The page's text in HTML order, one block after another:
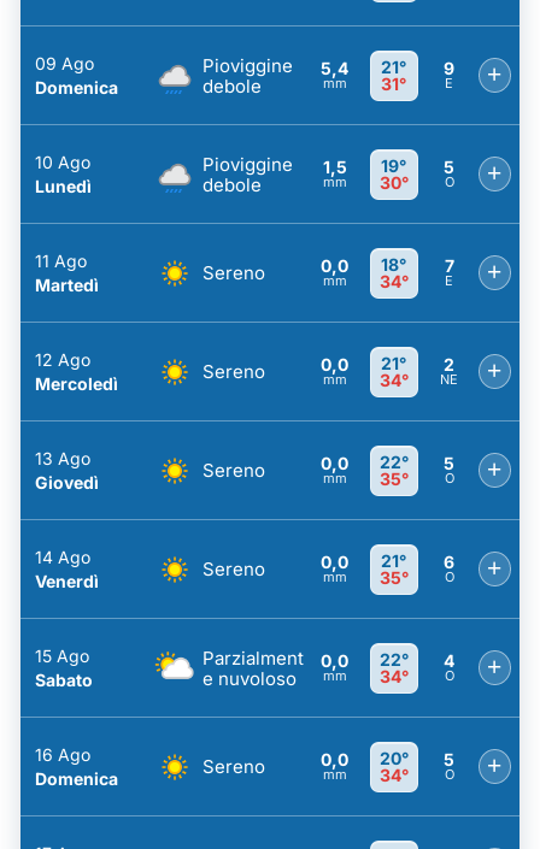
09 Ago
Domenica
Pioviggine
debole
5,4
mm
21°
31°
9
E +
10 Ago
Lunedì
Pioviggine
debole
1,5
mm
19°
30°
5
O +
11 Ago
Martedì
Sereno 0,0
mm
18°
34°
7
E +
12 Ago
Mercoledì
Sereno 0,0
mm
21°
34°
2
NE +
13 Ago
Giovedì
Sereno 0,0
mm
22°
35°
5
O +
14 Ago
Venerdì
Sereno 0,0
mm
21°
35°
6
O +
15 Ago
Sabato
Parzialment
e nuvoloso
0,0
mm
22°
34°
4
O +
16 Ago
Domenica
Sereno 0,0
mm
20°
34°
5
O +